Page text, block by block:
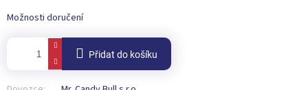
Možnosti doručení
Přidat do košíku